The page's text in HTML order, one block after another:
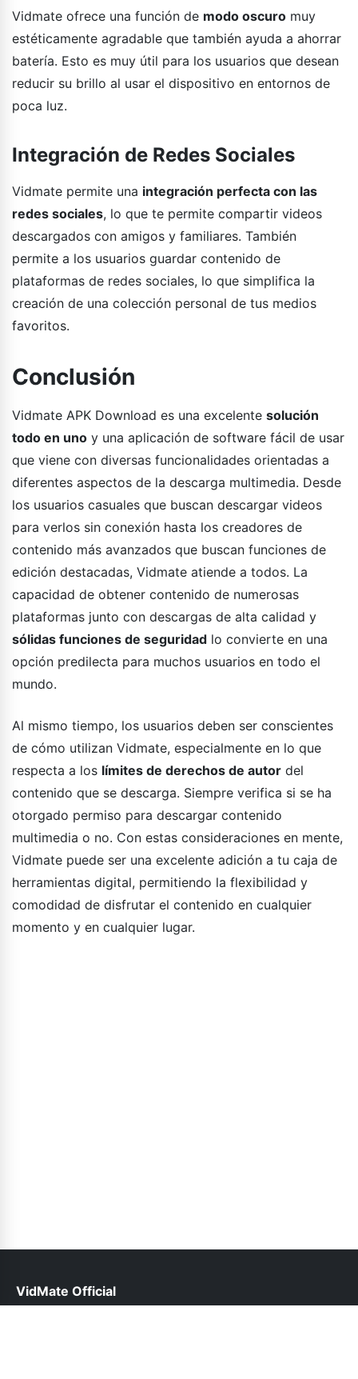
Vidmate ofrece una función de modo oscuro muy
estéticamente agradable que también ayuda a ahorrar
batería. Esto es muy útil para los usuarios que desean
reducir su brillo al usar el dispositivo en entornos de
poca luz.
Integración de Redes Sociales
Vidmate permite una integración perfecta con las
redes sociales, lo que te permite compartir videos
descargados con amigos y familiares. También
permite a los usuarios guardar contenido de
plataformas de redes sociales, lo que simplifica la
creación de una colección personal de tus medios
favoritos.
Conclusión
Vidmate APK Download es una excelente solución
todo en uno y una aplicación de software fácil de usar
que viene con diversas funcionalidades orientadas a
diferentes aspectos de la descarga multimedia. Desde
los usuarios casuales que buscan descargar videos
para verlos sin conexión hasta los creadores de
contenido más avanzados que buscan funciones de
edición destacadas, Vidmate atiende a todos. La
capacidad de obtener contenido de numerosas
plataformas junto con descargas de alta calidad y
sólidas funciones de seguridad lo convierte en una
opción predilecta para muchos usuarios en todo el
mundo.
Al mismo tiempo, los usuarios deben ser conscientes
de cómo utilizan Vidmate, especialmente en lo que
respecta a los límites de derechos de autor del
contenido que se descarga. Siempre verifica si se ha
otorgado permiso para descargar contenido
multimedia o no. Con estas consideraciones en mente,
Vidmate puede ser una excelente adición a tu caja de
herramientas digital, permitiendo la flexibilidad y
comodidad de disfrutar el contenido en cualquier
momento y en cualquier lugar.
VidMate Official